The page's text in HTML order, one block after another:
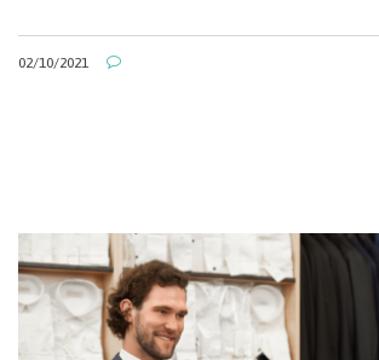
02/10/2021